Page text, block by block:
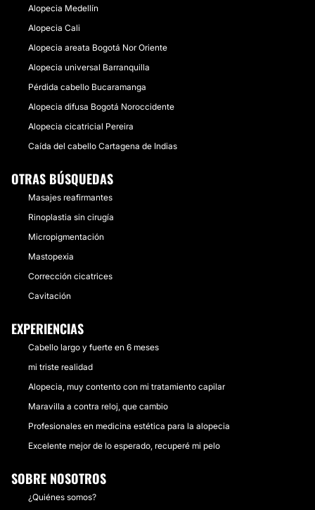
Alopecia Medellín
Alopecia Cali
Alopecia areata Bogotá Nor Oriente
Alopecia universal Barranquilla
Pérdida cabello Bucaramanga
Alopecia difusa Bogotá Noroccidente
Alopecia cicatricial Pereira
Caída del cabello Cartagena de Indias
OTRAS BÚSQUEDAS
Masajes reafirmantes
Rinoplastia sin cirugía
Micropigmentación
Mastopexia
Corrección cicatrices
Cavitación
EXPERIENCIAS
Cabello largo y fuerte en 6 meses
mi triste realidad
Alopecia, muy contento con mi tratamiento capilar
Maravilla a contra reloj, que cambio
Profesionales en medicina estética para la alopecia
Excelente mejor de lo esperado, recuperé mi pelo
SOBRE NOSOTROS
¿Quiénes somos?